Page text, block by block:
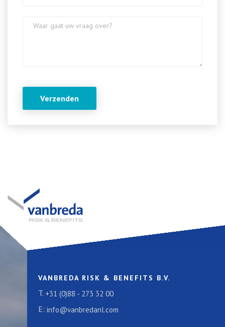
VANBREDA RISK & BENEFITS B.V.
T. +31 (0)88 - 273 32 00
E: info@vanbredanl.com